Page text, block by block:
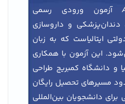
آزمون ورودی رسمی
و داروسازی
ایتالیاست که به زبان
این آزمون با همکاری
و دانشگاه کمبریج طراحی
مسیرهای تحصیل رایگان
دانشجویان بین‌المللی